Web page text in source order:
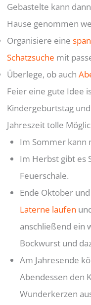
Gebastelte kann
Hause genommen
Organisiere eine
Schatzsuche mit
Überlege, ob auch
Feier eine gute Idee
Kindergeburtstag
Jahreszeit tolle
Im Sommer kann
Im Herbst gibt es
Feuerschale.
Ende Oktober
Laterne laufen
anschließend ein
Bockwurst und
Am Jahresende
Abendessen den
Wunderkerzen